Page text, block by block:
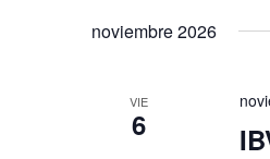
noviembre 2026
VIE
6